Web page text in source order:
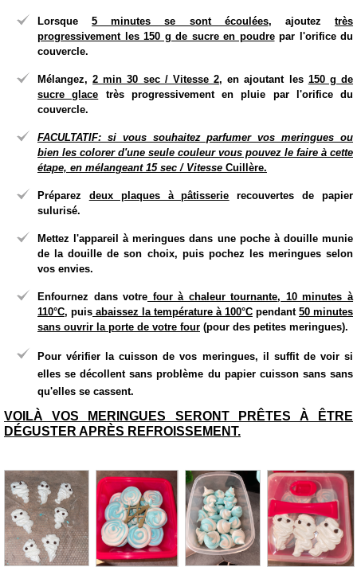
Lorsque5 minutes se sont écoulées, ajouteztrès
progressivement les 150 g de sucre en poudrepar l'orifice du
couvercle.
Mélangez,2 min 30 sec / Vitesse 2, en ajoutant les 150 g de
sucre glace très progressivement en pluie par l'orifice du
couvercle.
FACULTATIF: si vous souhaitez parfumer vos meringues ou
bien les colorer d'une seule couleur vous pouvez le faire à cette
étape, en mélangeant 15 sec / Vitesse Cuillère.
Préparez deux plaques à pâtisserie recouvertes de papier
sulurisé.
Mettez l'appareil à meringues dans une poche à douille munie
de la douille de son choix, puis pochez les meringues selon
vos envies.
Enfournez dans votre four à chaleur tournante, 10 minutes à
110°C, puis abaissez la température à 100°C pendant 50 minutes
sans ouvrir la porte de votre four (pour des petites meringues).
Pour vérifier la cuisson de vos meringues, il suffit de voir si
elles se décollent sans problème du papier cuisson sans sans
qu'elles se cassent.
VOILÀ VOS MERINGUES SERONT PRÊTES À ÊTRE
DÉGUSTER APRÈS REFROISSEMENT.